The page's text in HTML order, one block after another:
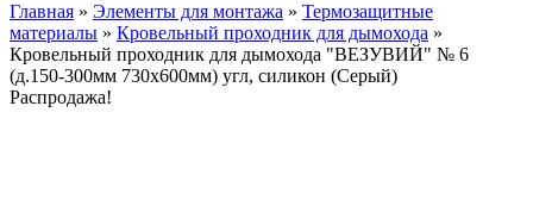
Главная » Элементы для монтажа » Термозащитные
материалы » Кровельный проходник для дымохода »
Кровельный проходник для дымохода "ВЕЗУВИЙ" № 6
(д.150-300мм 730х600мм) угл, силикон (Серый)
Распродажа!